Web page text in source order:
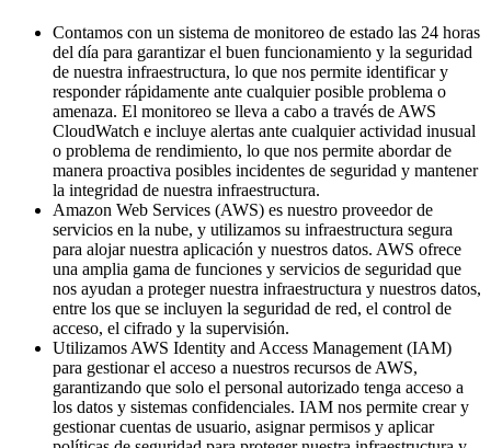
Contamos con un sistema de monitoreo de estado las 24 horas
del día para garantizar el buen funcionamiento y la seguridad
de nuestra infraestructura, lo que nos permite identificar y
responder rápidamente ante cualquier posible problema o
amenaza. El monitoreo se lleva a cabo a través de AWS
CloudWatch e incluye alertas ante cualquier actividad inusual
o problema de rendimiento, lo que nos permite abordar de
manera proactiva posibles incidentes de seguridad y mantener
la integridad de nuestra infraestructura.
Amazon Web Services (AWS) es nuestro proveedor de
servicios en la nube, y utilizamos su infraestructura segura
para alojar nuestra aplicación y nuestros datos. AWS ofrece
una amplia gama de funciones y servicios de seguridad que
nos ayudan a proteger nuestra infraestructura y nuestros datos,
entre los que se incluyen la seguridad de red, el control de
acceso, el cifrado y la supervisión.
Utilizamos AWS Identity and Access Management (IAM)
para gestionar el acceso a nuestros recursos de AWS,
garantizando que solo el personal autorizado tenga acceso a
los datos y sistemas confidenciales. IAM nos permite crear y
gestionar cuentas de usuario, asignar permisos y aplicar